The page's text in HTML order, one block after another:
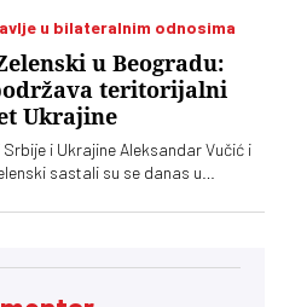
stiže u Ukrajinu. Vučić i
da obojica znaju o čemu je reč
u bilateralnim odnosima
u Beogradu:
teritorijalni
Ukrajine
i Ukrajine Aleksandar Vučić i
sastali su se danas u
energetici, infrastrukturi i
integritet Ukrajine